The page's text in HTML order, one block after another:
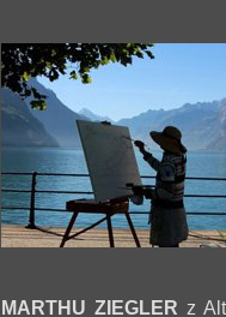
MARTHU ZIEGLER z